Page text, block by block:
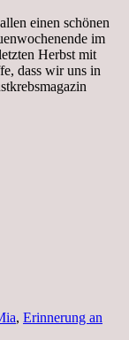
einen schönen
im
Herbst mit
dass wir uns in
, Erinnerung an